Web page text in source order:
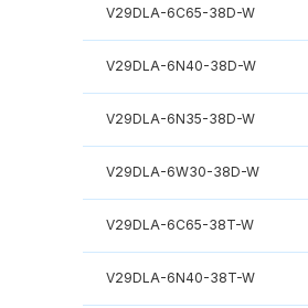
V29DLA-6C65-38D-W
V29DLA-6N40-38D-W
V29DLA-6N35-38D-W
V29DLA-6W30-38D-W
V29DLA-6C65-38T-W
V29DLA-6N40-38T-W